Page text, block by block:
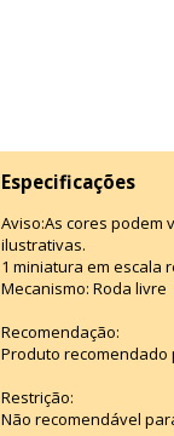
Especificações
Aviso:As cores podem
ilustrativas.
1 miniatura em escala
Mecanismo: Roda livre
Recomendação:
Produto recomendado
Restrição:
Não recomendável